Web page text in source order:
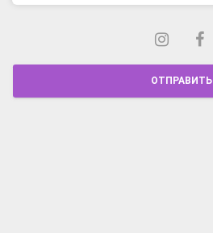
ОТПРАВИТЬ